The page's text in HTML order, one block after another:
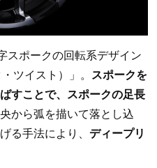
スポークの回転系デザイン
ツイスト）」。
スポークを
すことで、スポークの足長
から弧を描いて落とし込
る手法により、 ディープリ